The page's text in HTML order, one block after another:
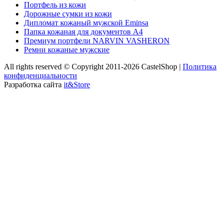
Портфель из кожи
Дорожные сумки из кожи
Дипломат кожаный мужской Eminsa
Папка кожаная для документов А4
Премиум портфели NARVIN VASHERON
Ремни кожаные мужские
All rights reserved © Copyright 2011-2026 CastelShop | Политика
конфиденциальности
Разработка сайта it&Store